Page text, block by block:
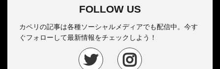
FOLLOW US
カペリの記事は各種ソーシャルメディアでも配信中。今す
ぐフォローして最新情報をチェックしよう！